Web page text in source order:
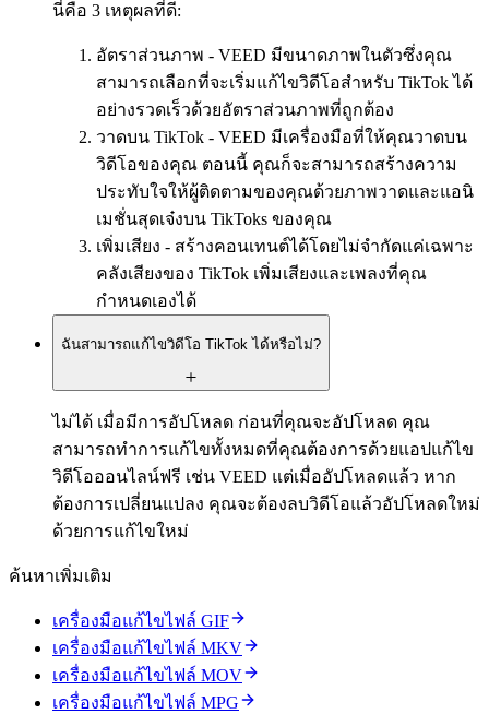
นี่คือ 3 เหตุผลที่ดี:
อัตราส่วนภาพ - VEED มีขนาดภาพในตัวซึ่งคุณ
สามารถเลือกที่จะเริ่มแก้ไขวิดีโอสำหรับ TikTok ได้
อย่างรวดเร็วด้วยอัตราส่วนภาพที่ถูกต้อง
วาดบน TikTok - VEED มีเครื่องมือที่ให้คุณวาดบน
วิดีโอของคุณ ตอนนี้ คุณก็จะสามารถสร้างความ
ประทับใจให้ผู้ติดตามของคุณด้วยภาพวาดและแอนิ
เมชั่นสุดเจ๋งบน TikToks ของคุณ
เพิ่มเสียง - สร้างคอนเทนต์ได้โดยไม่จำกัดแค่เฉพาะ
คลังเสียงของ TikTok เพิ่มเสียงและเพลงที่คุณ
กำหนดเองได้
ฉันสามารถแก้ไขวิดีโอ TikTok ได้หรือไม่?
ไม่ได้ เมื่อมีการอัปโหลด ก่อนที่คุณจะอัปโหลด คุณ
สามารถทำการแก้ไขทั้งหมดที่คุณต้องการด้วยแอปแก้ไข
วิดีโอออนไลน์ฟรี เช่น VEED แต่เมื่ออัปโหลดแล้ว หาก
ต้องการเปลี่ยนแปลง คุณจะต้องลบวิดีโอแล้วอัปโหลดใหม่
ด้วยการแก้ไขใหม่
ค้นหาเพิ่มเติม
เครื่องมือแก้ไขไฟล์ GIF
เครื่องมือแก้ไขไฟล์ MKV
เครื่องมือแก้ไขไฟล์ MOV
เครื่องมือแก้ไขไฟล์ MPG